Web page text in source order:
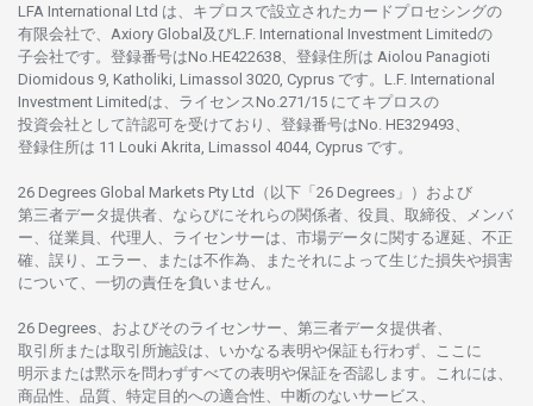
LFA International Ltd は、 キプロスで設立さ れた カードプロセシングの
有限会社で、Axiory Global及びL.F. International Investment Limitedの
子会社です。 登録番号はNo.HE422638、 登録住所は Aiolou Panagioti
Diomidous 9, Katholiki, Limassol 3020, Cyprus です。L.F. International
Investment Limitedは、 ライセンスNo.271/15 にてキプロスの
投資会社として許認可を受けており、 登録番号はNo. HE329493、
登録住所は 11 Louki Akrita, Limassol 4044, Cyprus です。
26 Degrees Global Markets Pty Ltd（以下「26 Degrees」） および
第三者データ提供者、ならびにそれらの関係者、役員、取締役、メンバ
ー、従業員、代理人、ライセンサーは、 市場データに関する遅延、不正
確、誤り、エラー、
または不作為、 またそれに よって生じた損失や損害
について、 一切の責任を負いません。
26 Degrees、 およびそのライセンサー、 第三者データ提供者、
取引所または取引所施設は、いかなる表明や保証も行わず、
ここに
明示または黙示を問わずすべての表明や保証を否認し ます。
これには、
商品性、品質、 特定目的への適合性、 中断のないサービス、